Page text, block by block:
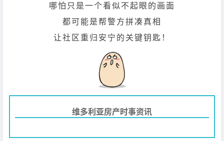
哪怕只是一个看似不起眼的画面
都可能是帮警方拼凑真相
让社区重归安宁的关键钥匙！
维多利亚房产时事资讯